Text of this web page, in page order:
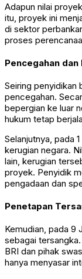
Adapun nilai
itu, proyek ini
di sektor
proses
Pencegahan
Seiring penyidikan
pencegahan.
bepergian ke luar
hukum tetap
Selanjutnya, pada
kerugian negara.
lain, kerugian
proyek. Penyidik
pengadaan dan
Penetapan
Kemudian, pada 9
sebagai
BRI dan pihak
hanya menyasar